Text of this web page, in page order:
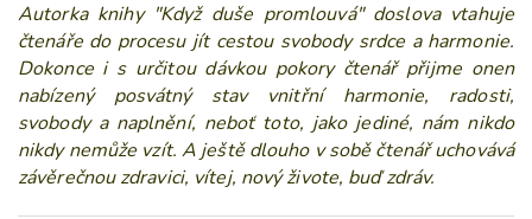
Autorka knihy "Když duše promlouvá" doslova vtahuje
čtenáře do procesu jít cestou svobody srdce a harmonie.
Dokonce i s určitou dávkou pokory čtenář přijme onen
nabízený posvátný stav vnitřní harmonie, radosti,
svobody a naplnění, neboť toto, jako jediné, nám nikdo
nikdy nemůže vzít. A ještě dlouho v sobě čtenář uchovává
závěrečnou zdravici, vítej, nový živote, buď zdráv.